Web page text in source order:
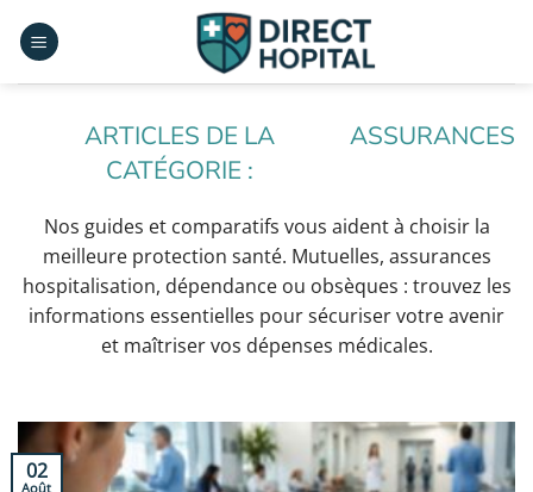
au
ASSURANCES
Nos guides et comparatifs vous aident à choisir la
meilleure protection santé. Mutuelles, assurances
hospitalisation, dépendance ou obsèques : trouvez les
informations essentielles pour sécuriser votre avenir
et maîtriser vos dépenses médicales.
02
Août